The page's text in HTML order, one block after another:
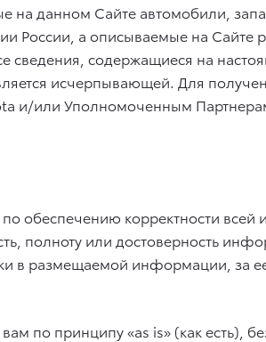
на данном Сайте автомобили,
России, а описываемые на
сведения, содержащиеся на
исчерпывающей. Для
и/или Уполномоченным
обеспечению корректности
полноту или достоверность
в размещаемой информации, за
по принципу «as is» (как есть),